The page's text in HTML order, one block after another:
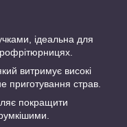
ідеальна для
витримує високі
приготування страв.
покращити